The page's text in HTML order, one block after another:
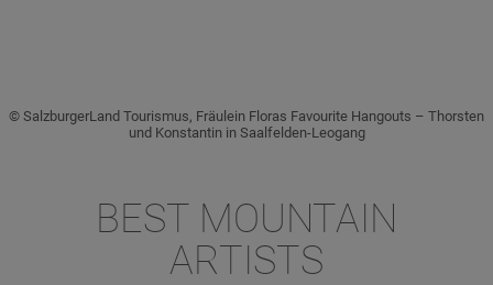
© SalzburgerLand Tourismus, Fräulein Floras Favourite Hangouts – Thorsten
und Konstantin in Saalfelden-Leogang
BEST MOUNTAIN
ARTISTS